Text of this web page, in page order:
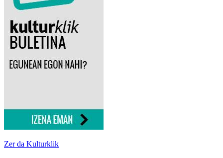
Zer da Kulturklik